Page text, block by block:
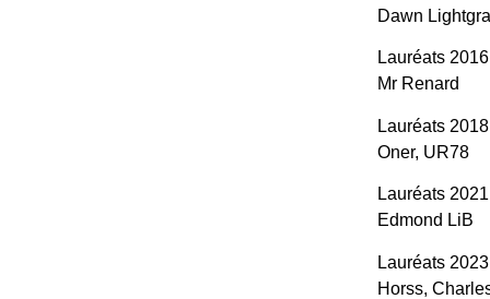
Dawn
Lauréats
Mr Renard
Lauréats
Oner, UR78
Lauréats
Edmond LiB
Lauréats
Horss,